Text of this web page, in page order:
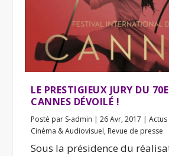
LE PRESTIGIEUX JURY DU
CANNES DÉVOILÉ !
Posté par S-admin |26 Avr, 2017 |
Cinéma & Audiovisuel, Revue de presse
Sous la présidence du